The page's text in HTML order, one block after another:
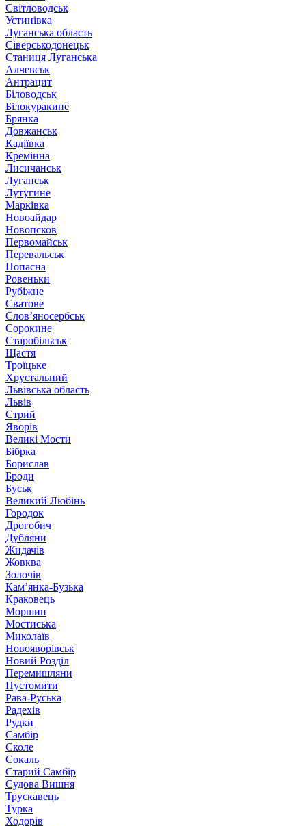
Світловодськ
Устинівка
Луганська область
Сіверськодонецьк
Станиця Луганська
Алчевськ
Антрацит
Біловодськ
Білокуракине
Брянка
Довжанськ
Кадіївка
Кремінна
Лисичанськ
Луганськ
Лутугине
Марківка
Новоайдар
Новопсков
Первомайськ
Перевальськ
Попасна
Ровеньки
Рубіжне
Сватове
Слов’яносербськ
Сорокине
Старобільськ
Щастя
Троїцьке
Хрустальний
Львівська область
Львів
Стрий
Яворів
Великі Мости
Бібрка
Борислав
Броди
Буськ
Великий Любінь
Городок
Дрогобич
Дубляни
Жидачів
Жовква
Золочів
Кам’янка-Бузька
Краковець
Моршин
Мостиська
Миколаїв
Новояворівськ
Новий Розділ
Перемишляни
Пустомити
Рава-Руська
Радехів
Рудки
Самбір
Сколе
Сокаль
Старий Самбір
Судова Вишня
Трускавець
Турка
Ходорів